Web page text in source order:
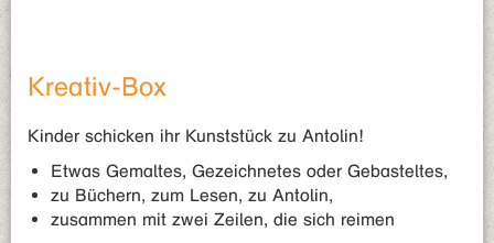
Kreativ-Box
Kinder schicken ihr Kunststück zu Antolin!
Etwas Gemaltes, Gezeichnetes oder Gebasteltes,
zu Büchern, zum Lesen, zu Antolin,
zusammen mit zwei Zeilen, die sich reimen